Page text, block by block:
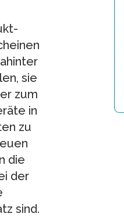
sie
zum
in
zu
die
der
sind.